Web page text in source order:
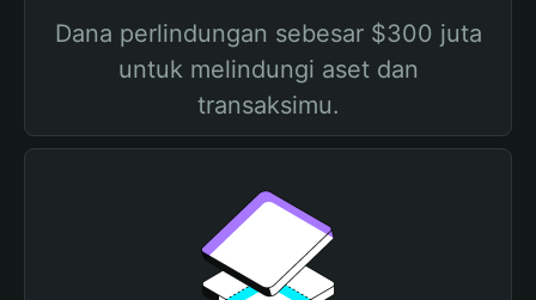
Dana perlindungan sebesar $300 juta
untuk melindungi aset dan
transaksimu.